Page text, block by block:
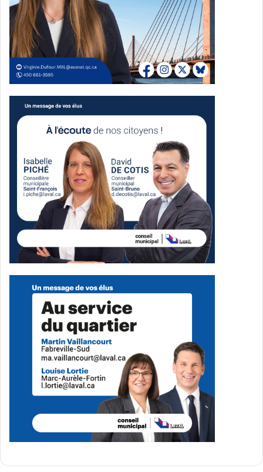
Source Centropolis
Le mercredi 31 décembre, Centropolis tiendra une soirée
festive pour souligner le passage à l’année 2026. Les
restaurants du site proposeront des menus spéciaux et
diverses activités seront offertes au public.
La programmation inclura :
Une animation dès 23 h à la Place Centrale;
Un accès à la terrasse hivernale du Balthazar;
Des kiosques de commerçants;
Un décompte officiel suivi de feux d’artifice à minuit.
La directrice marketing de Centropolis (Cominar), Karine
Rodrigue, invite les visiteurs à réserver tôt dans les
restaurants afin de profiter pleinement de la soirée.
Média Laval
See Full Bio
Publicité sponsorisée par la conseillère municipale de Saint-François et David
De Cotis, conseiller municipal de Saint-Bruno